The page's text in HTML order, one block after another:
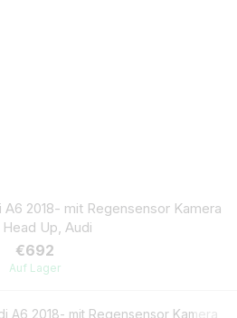
2018- mit Regensensor Kamera
Head Up, Audi
€692
Auf Lager